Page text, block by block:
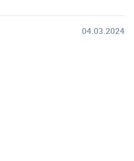
04.03.2024